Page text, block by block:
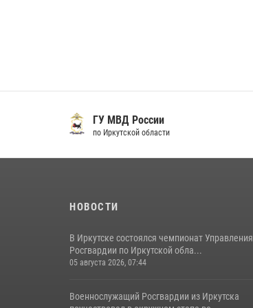
ГУ МВД России
по Иркутской области
НОВОСТИ
В Иркутске состоялся чемпионат Управления
Росгвардии по Иркутской обла...
05 августа 2026, 07:44
Военнослужащий Росгвардии из Иркутска